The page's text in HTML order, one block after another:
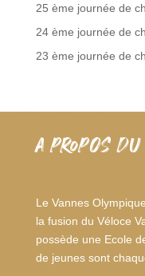
25 ème journée de
24 ème journée de
23 ème journée de
A PROPOS
Le Vannes
la fusion du Véloce
possède une Ecole
de jeunes sont